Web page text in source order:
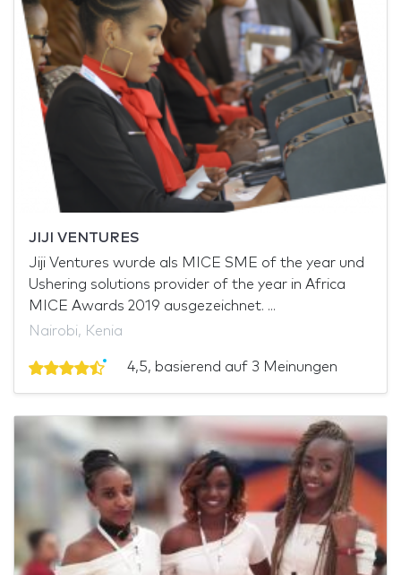
JIJI VENTURES
Jiji Ventures wurde als MICE SME of the year und
Ushering solutions provider of the year in Africa
MICE Awards 2019 ausgezeichnet. ...
Nairobi, Kenia
4,5, basierend auf 3 Meinungen